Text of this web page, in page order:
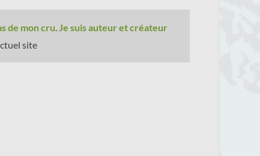
de mon cru.Je suis auteur et créateur
site